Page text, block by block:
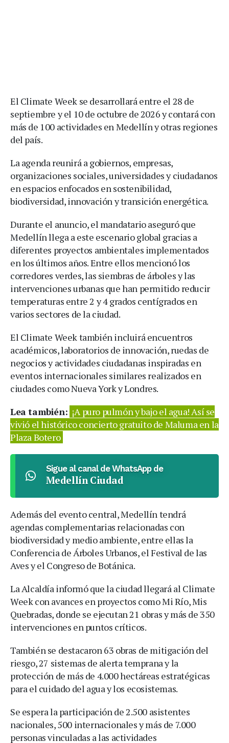
El Climate Week se desarrollará entre el 28 de
septiembre y el 10 de octubre de 2026 y contará con
más de 100 actividades en Medellín y otras regiones
del país.
La agenda reunirá a gobiernos, empresas,
organizaciones sociales, universidades y ciudadanos
en espacios enfocados en sostenibilidad,
biodiversidad, innovación y transición energética.
Durante el anuncio, el mandatario aseguró que
Medellín llega a este escenario global gracias a
diferentes proyectos ambientales implementados
en los últimos años. Entre ellos mencionó los
corredores verdes, las siembras de árboles y las
intervenciones urbanas que han permitido reducir
temperaturas entre 2 y 4 grados centígrados en
varios sectores de la ciudad.
El Climate Week también incluirá encuentros
académicos, laboratorios de innovación, ruedas de
negocios y actividades ciudadanas inspiradas en
eventos internacionales similares realizados en
ciudades como Nueva York y Londres.
Lea también: ¡A puro pulmón y bajo el agua! Así se
vivió el histórico concierto gratuito de Maluma en la
Plaza Botero
Sigue al canal de WhatsApp de
Medellín Ciudad
Además del evento central, Medellín tendrá
agendas complementarias relacionadas con
biodiversidad y medio ambiente, entre ellas la
Conferencia de Árboles Urbanos, el Festival de las
Aves y el Congreso de Botánica.
La Alcaldía informó que la ciudad llegará al Climate
Week con avances en proyectos como Mi Río, Mis
Quebradas, donde se ejecutan 21 obras y más de 350
intervenciones en puntos críticos.
También se destacaron 63 obras de mitigación del
riesgo, 27 sistemas de alerta temprana y la
protección de más de 4.000 hectáreas estratégicas
para el cuidado del agua y los ecosistemas.
Se espera la participación de 2.500 asistentes
nacionales, 500 internacionales y más de 7.000
personas vinculadas a las actividades